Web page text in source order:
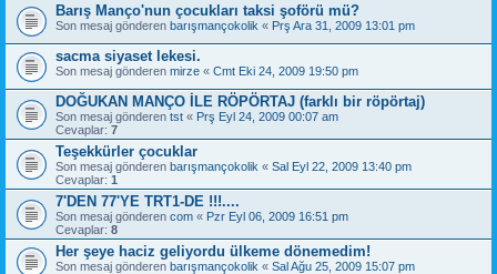
Barış Manço'nun çocukları taksi şoförü mü?
Son mesaj gönderen barışmançokolik « Prş Ara 31, 2009 13:01 pm
sacma siyaset lekesi.
Son mesaj gönderen mirze « Cmt Eki 24, 2009 19:50 pm
DOĞUKAN MANÇO İLE RÖPÖRTAJ (farklı bir röpörtaj)
Son mesaj gönderen tst « Prş Eyl 24, 2009 00:07 am
Cevaplar: 7
Teşekkürler çocuklar
Son mesaj gönderen barışmançokolik « Sal Eyl 22, 2009 13:40 pm
Cevaplar: 1
7'DEN 77'YE TRT1-DE !!!....
Son mesaj gönderen com « Pzr Eyl 06, 2009 16:51 pm
Cevaplar: 8
Her şeye haciz geliyordu ülkeme dönemedim!
Son mesaj gönderen barışmançokolik « Sal Ağu 25, 2009 15:07 pm